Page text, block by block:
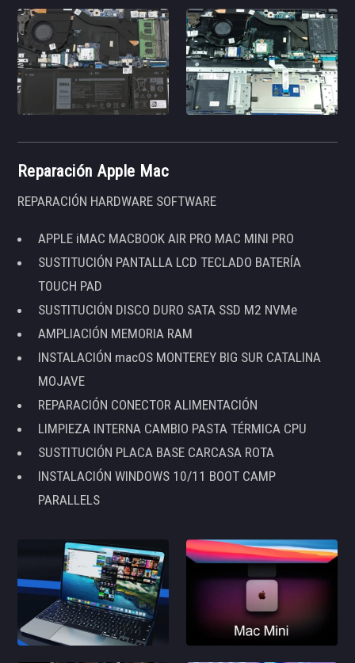
Reparación Apple Mac
REPARACIÓN HARDWARE SOFTWARE
APPLE iMAC MACBOOK AIR PRO MAC MINI PRO
SUSTITUCIÓN PANTALLA LCD TECLADO BATERÍA
TOUCH PAD
SUSTITUCIÓN DISCO DURO SATA SSD M2 NVMe
AMPLIACIÓN MEMORIA RAM
INSTALACIÓN macOS MONTEREY BIG SUR CATALINA
MOJAVE
REPARACIÓN CONECTOR ALIMENTACIÓN
LIMPIEZA INTERNA CAMBIO PASTA TÉRMICA CPU
SUSTITUCIÓN PLACA BASE CARCASA ROTA
INSTALACIÓN WINDOWS 10/11 BOOT CAMP
PARALLELS